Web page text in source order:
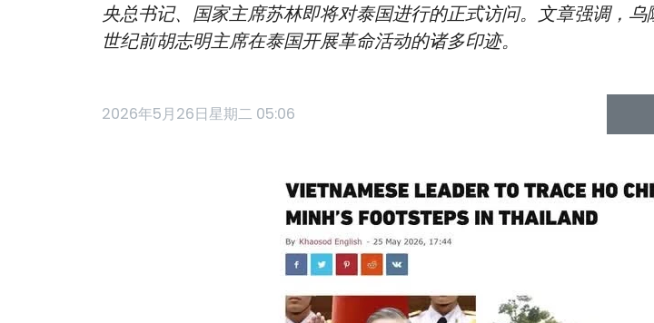
央总书记、国家主席苏林即将对泰国进行的正式访问。文章强调，
世纪前胡志明主席在泰国开展革命活动的诸多印迹。
2026年5月26日星期二 05:06